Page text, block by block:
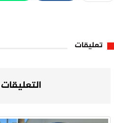
تعليقات